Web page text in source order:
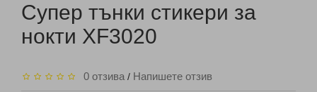
Супер тънки стикери за
нокти XF3020
0 отзива / Напишете отзив